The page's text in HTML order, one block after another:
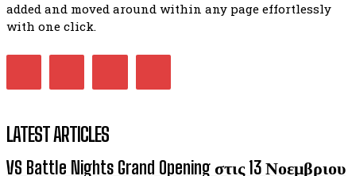
added and moved around within any page effortlessly
with one click.
LATEST ARTICLES
VS Battle Nights Grand Opening στις 13 Νοεμβριου